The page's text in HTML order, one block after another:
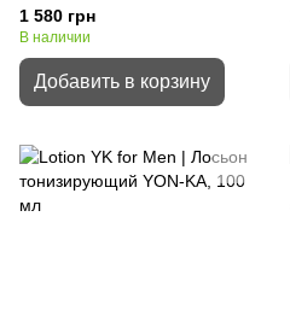
1 580 грн
В наличии
Добавить в корзину